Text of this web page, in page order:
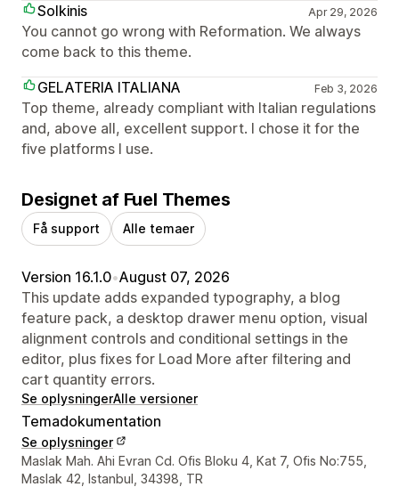
Solkinis
Apr 29, 2026
You cannot go wrong with Reformation. We always
come back to this theme.
GELATERIA ITALIANA
Feb 3, 2026
Top theme, already compliant with Italian regulations
and, above all, excellent support. I chose it for the
five platforms I use.
Designet af Fuel Themes
Få support Alle temaer
Version 16.1.0•August 07, 2026
This update adds expanded typography, a blog
feature pack, a desktop drawer menu option, visual
alignment controls and conditional settings in the
editor, plus fixes for Load More after filtering and
cart quantity errors.
Se oplysningerAlle versioner
Temadokumentation
Se oplysninger
Se kontaktoplysninger
Maslak Mah. Ahi Evran Cd. Ofis Bloku 4, Kat 7, Ofis No:755,
Maslak 42, Istanbul, 34398, TR